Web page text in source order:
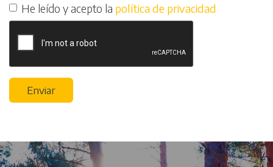
He leído y acepto la política de privacidad
Enviar